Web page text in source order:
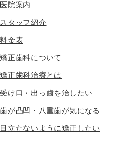
医院案内
スタッフ紹介
料金表
矯正歯科について
矯正歯科治療とは
受け口・出っ歯を治したい
歯が凸凹・八重歯が気になる
目立たないように矯正したい